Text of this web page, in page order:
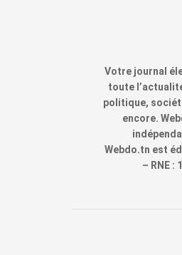
Votre journal
toute
politique,
encore.
Webdo.tn est
– RNE :